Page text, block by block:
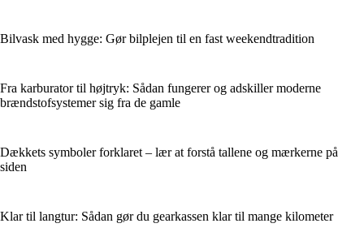
Bilvask med hygge: Gør bilplejen til en fast weekendtradition
Fra karburator til højtryk: Sådan fungerer og adskiller moderne
brændstofsystemer sig fra de gamle
Dækkets symboler forklaret – lær at forstå tallene og mærkerne på
siden
Klar til langtur: Sådan gør du gearkassen klar til mange kilometer